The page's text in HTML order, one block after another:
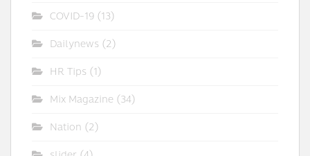
COVID-19 (13)
Dailynews (2)
HR Tips (1)
Mix Magazine (34)
Nation (2)